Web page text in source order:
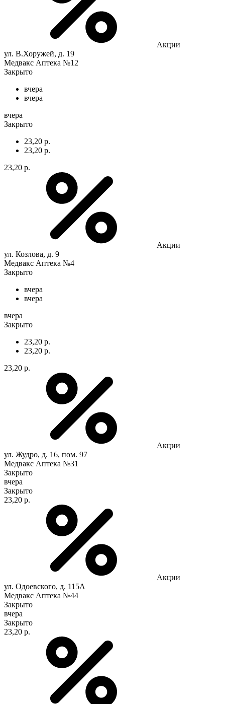
Акции
ул. В.Хоружей, д. 19
Медвакс Аптека №12
Закрыто
вчера
вчера
вчера
Закрыто
23,20 р.
23,20 р.
23,20 р.
Акции
ул. Козлова, д. 9
Медвакс Аптека №4
Закрыто
вчера
вчера
вчера
Закрыто
23,20 р.
23,20 р.
23,20 р.
Акции
ул. Жудро, д. 16, пом. 97
Медвакс Аптека №31
Закрыто
вчера
Закрыто
23,20 р.
Акции
ул. Одоевского, д. 115А
Медвакс Аптека №44
Закрыто
вчера
Закрыто
23,20 р.